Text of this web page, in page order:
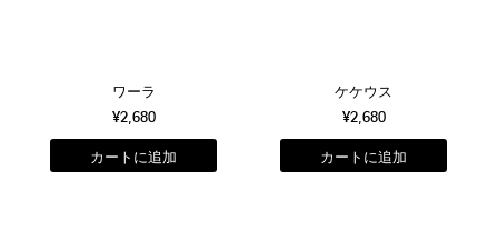
ワーラ
¥2,680
ケケウス
¥2,680